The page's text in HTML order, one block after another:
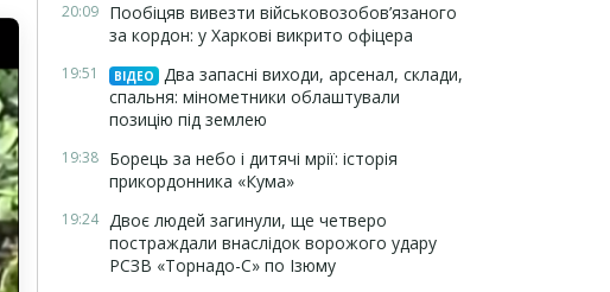
20:09 Пообіцяв вивезти військовозобов’язаного
за кордон: у Харкові викрито офіцера
19:51 ВІДЕО
Два запасні виходи, арсенал, склади,
спальня: мінометники облаштували
позицію під землею
19:38 Борець за небо і дитячі мрії: історія
прикордонника «Кума»
19:24 Двоє людей загинули, ще четверо
постраждали внаслідок ворожого удару
РСЗВ «Торнадо-С» по Ізюму